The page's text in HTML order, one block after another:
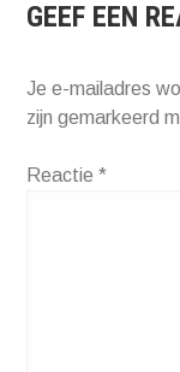
GEEF EEN
Je e-mailadres
zijn gemarkeerd
Reactie*